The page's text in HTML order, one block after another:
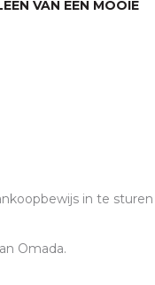
VAN EEN MOOIE
in te sturen
Omada.